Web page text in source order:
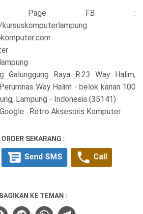
Page FB :
Galunggung Raya R.23 Way Halim,
Way Halim - belok kanan 100
Lampung - Indonesia (35141)
: Retro Aksesoris Komputer
ORDER SEKARANG :
Send SMS Call
BAGIKAN KE TEMAN :